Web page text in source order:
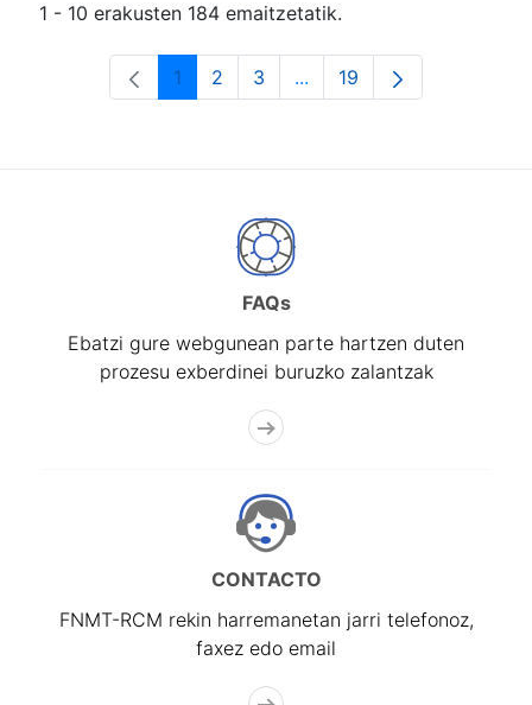
1 - 10 erakusten 184 emaitzetatik.
Orrialdea
1 Orrialdea
2 Orrialdea
3 ...Intermediate Pages Use
Orrialdea
19
FAQs
Ebatzi gure webgunean parte hartzen duten
prozesu exberdinei buruzko zalantzak
CONTACTO
FNMT-RCM rekin harremanetan jarri telefonoz,
faxez edo email